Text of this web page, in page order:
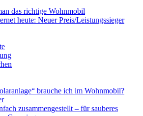
das richtige Wohnmobil
heute: Neuer Preis/Leistungssieger
brauche ich im Wohnmobil?
zusammengestellt – für sauberes